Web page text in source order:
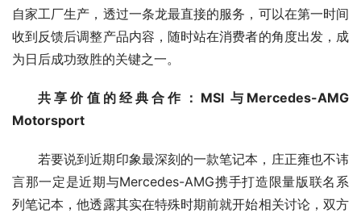
自家工厂生产，透过一条龙最直接的服务，可以在第一时间
收到反馈后调整产品内容，随时站在消费者的角度出发，成
为日后成功致胜的关键之一。
共享价值的经典合作：MSI 与Mercedes-AMG
Motorsport
若要说到近期印象最深刻的一款笔记本，庄正雍也不讳
言那一定是近期与Mercedes-AMG携手打造限量版联名系
列笔记本，他透露其实在特殊时期前就开始相关讨论，双方